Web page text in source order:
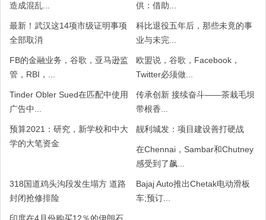
造成混乱...
供：借助...
最新！武汉这14项市级证明事项
全部取消
科比退役五年后，那些未竟的事
业与未完...
FB的金融业务，谷歌，亚马逊监
管，RBI，...
欧盟说，谷歌，Facebook，
Twitter必须做...
Tinder Obler Sued在匹配中使用
广告中...
传承创新 接续奋斗——茶栽毛坝
带根香...
预算2021：研究，新学校和中大
学的大笔资金
靓利城发：项目建设善打硬战
在Chennai，Sambar和Chutney
感受到了飙...
318国道鸡头沟段发生塌方 道路
封闭抢修排险
Bajaj Auto推出Chetak电动滑板
车;预订...